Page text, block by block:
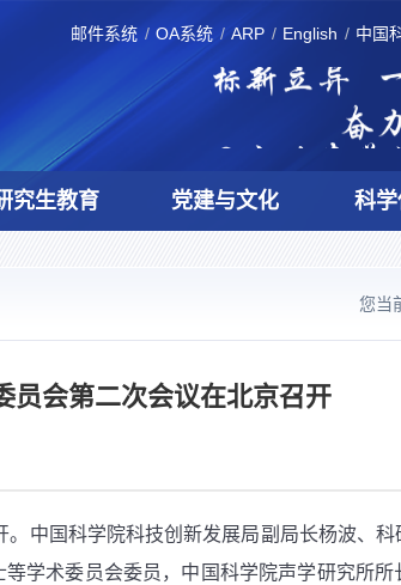
邮件系统 OA系统 ARP English 中国
究生教育 党建与文化 科
您当
员会第二次会议在北京召开
中国科学院科技创新发展局副局长杨波、
学术委员会委员，中国科学院声学研究所